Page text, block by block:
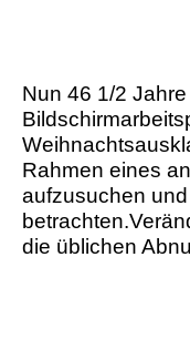
Nun 46 1/2
Rahmen eines
aufzusuchen
die üblichen